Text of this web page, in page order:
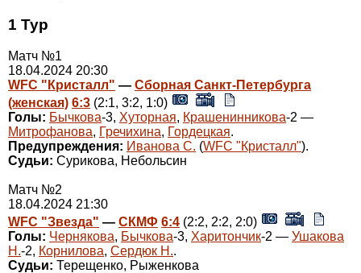
1 Тур
Матч №1
18.04.2024 20:30
WFC "Кристалл" — Сборная Санкт-Петербурга
(женская) 6:3 (2:1, 3:2, 1:0)
Голы: Бычкова-3, Хуторная, Крашенинникова-2 —
Митрофанова, Гречихина, Гордецкая.
Предупреждения: Иванова С. (WFC "Кристалл").
Судьи: Сурикова, Небольсин
Матч №2
18.04.2024 21:30
WFC "Звезда" — СКМФ 6:4 (2:2, 2:2, 2:0)
Голы: Чернякова, Бычкова-3, Харитончик-2 — Ушакова
Н.-2, Корнилова, Сердюк Н..
Судьи: Терещенко, Рыженкова